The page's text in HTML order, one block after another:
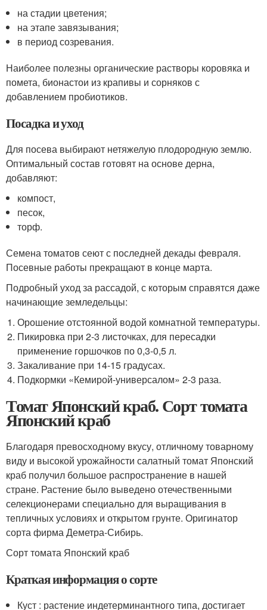
на стадии цветения;
на этапе завязывания;
в период созревания.
Наиболее полезны органические растворы коровяка и
помета, бионастои из крапивы и сорняков с
добавлением пробиотиков.
Посадка и уход
Для посева выбирают нетяжелую плодородную землю.
Оптимальный состав готовят на основе дерна,
добавляют:
компост,
песок,
торф.
Семена томатов сеют с последней декады февраля.
Посевные работы прекращают в конце марта.
Подробный уход за рассадой, с которым справятся даже
начинающие земледельцы:
Орошение отстоянной водой комнатной температуры.
Пикировка при 2-3 листочках, для пересадки
применение горшочков по 0,3-0,5 л.
Закаливание при 14-15 градусах.
Подкормки «Кемирой-универсалом» 2-3 раза.
Томат Японский краб. Сорт томата
Японский краб
Благодаря превосходному вкусу, отличному товарному
виду и высокой урожайности салатный томат Японский
краб получил большое распространение в нашей
стране. Растение было выведено отечественными
селекционерами специально для выращивания в
тепличных условиях и открытом грунте. Оригинатор
сорта фирма Деметра-Сибирь.
Сорт томата Японский краб
Краткая информация о сорте
Куст : растение индетерминантного типа, достигает